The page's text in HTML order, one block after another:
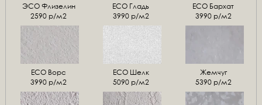
ЭСО Флизелин
2590 р/м2
ЕСО Гладь
3990 р/м2
ECO Бархат
3990 р/м2
ЕСО Ворс
3990 р/м2
ЕСО Шелк
5090 р/м2
Жемчуг
5390 р/м2